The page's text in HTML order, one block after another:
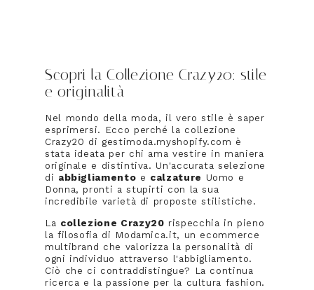
Scopri la Collezione Crazy20: stile
e originalità
Nel mondo della moda, il vero stile è saper
esprimersi. Ecco perché la collezione
Crazy20 di gestimoda.myshopify.com è
stata ideata per chi ama vestire in maniera
originale e distintiva. Un'accurata selezione
di abbigliamento e calzature Uomo e
Donna, pronti a stupirti con la sua
incredibile varietà di proposte stilistiche.
La collezione Crazy20 rispecchia in pieno
la filosofia di Modamica.it, un ecommerce
multibrand che valorizza la personalità di
ogni individuo attraverso l'abbigliamento.
Ciò che ci contraddistingue? La continua
ricerca e la passione per la cultura fashion.